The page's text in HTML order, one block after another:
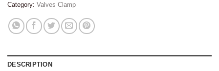
Category: Valves Clamp
DESCRIPTION